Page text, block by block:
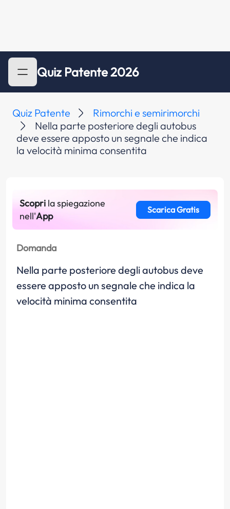
Quiz Patente 2026
Quiz Patente
Rimorchi e semirimorchi
Nella parte posteriore degli autobus
deve essere apposto un segnale che indica
la velocità minima consentita
Scopri la spiegazione
nell'App
Scarica Gratis
Domanda
Nella parte posteriore degli autobus deve
essere apposto un segnale che indica la
velocità minima consentita